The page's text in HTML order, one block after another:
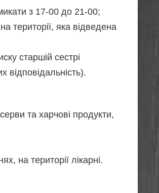
з 17-00 до 21-00;
території, яка відведена
старшій сестрі
відповідальність).
та харчові продукти,
на території лікарні.